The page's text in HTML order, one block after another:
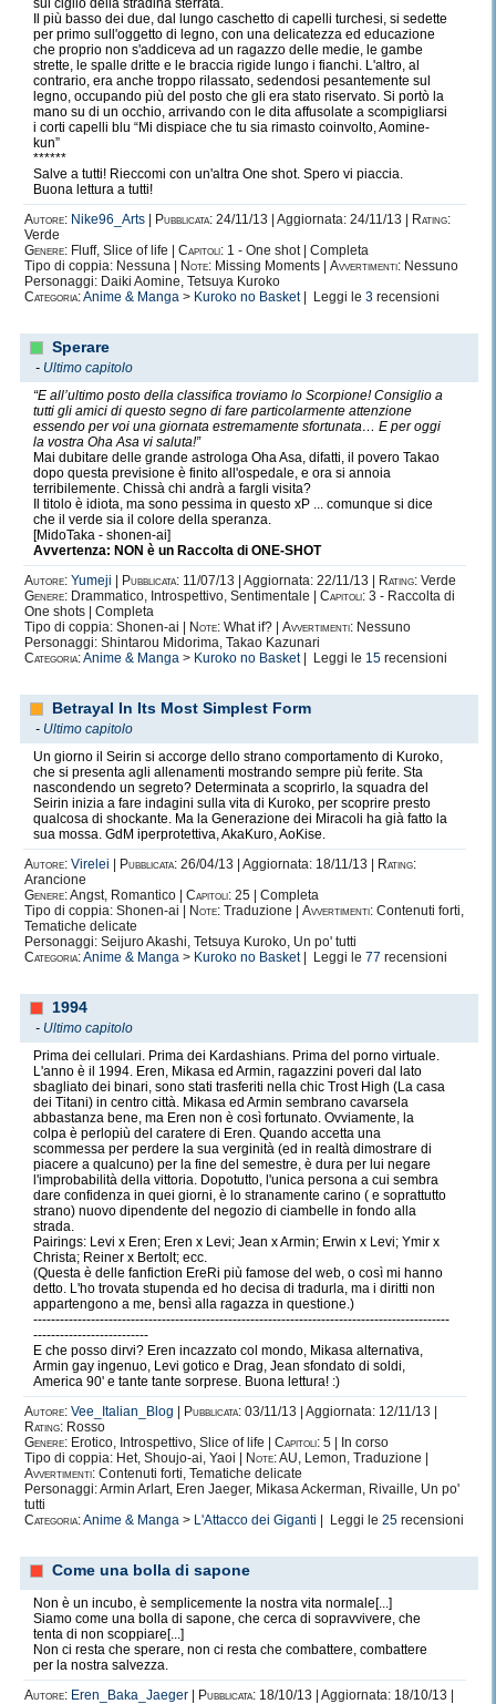
sul ciglio della stradina sterrata.
Il più basso dei due, dal lungo caschetto di capelli turchesi, si sedette
per primo sull'oggetto di legno, con una delicatezza ed educazione
che proprio non s'addiceva ad un ragazzo delle medie, le gambe
strette, le spalle dritte e le braccia rigide lungo i fianchi. L'altro, al
contrario, era anche troppo rilassato, sedendosi pesantemente sul
legno, occupando più del posto che gli era stato riservato. Si portò la
mano su di un occhio, arrivando con le dita affusolate a scompigliarsi
i corti capelli blu “Mi dispiace che tu sia rimasto coinvolto, Aomine-
kun”
******
Salve a tutti! Rieccomi con un'altra One shot. Spero vi piaccia.
Buona lettura a tutti!
Autore: Nike96_Arts Pubblicata: 24/11/13 | Aggiornata: 24/11/13 |
Rating:
Verde
Genere: Fluff, Slice of life | Capitoli: 1 - One shot | Completa
Tipo di coppia: Nessuna |
Note: Missing Moments | Avvertimenti: Nessuno
Personaggi: Daiki Aomine, Tetsuya Kuroko
Categoria:Anime & Manga > Kuroko no Basket| Leggi le 3 recensioni
Sperare
- Ultimo capitolo
“E all’ultimo posto della classifica troviamo lo Scorpione! Consiglio a
tutti gli amici di questo segno di fare particolarmente attenzione
essendo per voi una giornata estremamente sfortunata… E per oggi
la vostra Oha Asa vi saluta!”
Mai dubitare delle grande astrologa Oha Asa, difatti, il povero Takao
dopo questa previsione è finito all'ospedale, e ora si annoia
terribilemente. Chissà chi andrà a fargli visita?
Il titolo è idiota, ma sono pessima in questo xP ... comunque si dice
che il verde sia il colore della speranza.
[MidoTaka - shonen-ai]
Avvertenza: NON è un Raccolta di ONE-SHOT
Autore: Yumeji Pubblicata: 11/07/13 | Aggiornata: 22/11/13 | Rating: Verde
Genere: Drammatico, Introspettivo, Sentimentale | Capitoli: 3 - Raccolta di
One shots | Completa
Tipo di coppia: Shonen-ai |
Note: What if? | Avvertimenti: Nessuno
Personaggi: Shintarou Midorima, Takao Kazunari
Categoria:Anime & Manga > Kuroko no Basket| Leggi le 15 recensioni
Betrayal In Its Most Simplest Form
- Ultimo capitolo
Un giorno il Seirin si accorge dello strano comportamento di Kuroko,
che si presenta agli allenamenti mostrando sempre più ferite. Sta
nascondendo un segreto? Determinata a scoprirlo, la squadra del
Seirin inizia a fare indagini sulla vita di Kuroko, per scoprire presto
qualcosa di shockante. Ma la Generazione dei Miracoli ha già fatto la
sua mossa. GdM iperprotettiva, AkaKuro, AoKise.
Autore: Virelei Pubblicata: 26/04/13 | Aggiornata: 18/11/13 |
Rating:
Arancione
Genere:Angst, Romantico | Capitoli: 25 | Completa
Tipo di coppia: Shonen-ai |
Note: Traduzione | Avvertimenti: Contenuti forti,
Tematiche delicate
Personaggi: Seijuro Akashi, Tetsuya Kuroko, Un po' tutti
Categoria:Anime & Manga > Kuroko no Basket| Leggi le 77 recensioni
1994
- Ultimo capitolo
Prima dei cellulari. Prima dei Kardashians. Prima del porno virtuale.
L'anno è il 1994. Eren, Mikasa ed Armin, ragazzini poveri dal lato
sbagliato dei binari, sono stati trasferiti nella chic Trost High (La casa
dei Titani) in centro città. Mikasa ed Armin sembrano cavarsela
abbastanza bene, ma Eren non è così fortunato. Ovviamente, la
colpa è perlopiù del caratere di Eren. Quando accetta una
scommessa per perdere la sua verginità (ed in realtà dimostrare di
piacere a qualcuno) per la fine del semestre, è dura per lui negare
l'improbabilità della vittoria. Dopotutto, l'unica persona a cui sembra
dare confidenza in quei giorni, è lo stranamente carino ( e soprattutto
strano) nuovo dipendente del negozio di ciambelle in fondo alla
strada.
Pairings: Levi x Eren; Eren x Levi; Jean x Armin; Erwin x Levi; Ymir x
Christa; Reiner x Bertolt; ecc.
(Questa è delle fanfiction EreRi più famose del web, o così mi hanno
detto. L'ho trovata stupenda ed ho decisa di tradurla, ma i diritti non
appartengono a me, bensì alla ragazza in questione.)
----------------------------------------------------------------------------------------------
--------------------------
E che posso dirvi? Eren incazzato col mondo, Mikasa alternativa,
Armin gay ingenuo, Levi gotico e Drag, Jean sfondato di soldi,
America 90' e tante tante sorprese. Buona lettura! :)
Autore: Vee_Italian_Blog Pubblicata: 03/11/13 | Aggiornata: 12/11/13 |
Rating: Rosso
Genere: Erotico, Introspettivo, Slice of life | Capitoli: 5 | In corso
Tipo di coppia: Het, Shoujo-ai, Yaoi |
Note:AU, Lemon, Traduzione |
Avvertimenti: Contenuti forti, Tematiche delicate
Personaggi: Armin Arlart, Eren Jaeger, Mikasa Ackerman, Rivaille, Un po'
tutti
Categoria:Anime & Manga > L'Attacco dei Giganti | Leggi le 25 recensioni
Come una bolla di sapone
Non è un incubo, è semplicemente la nostra vita normale[...]
Siamo come una bolla di sapone, che cerca di sopravvivere, che
tenta di non scoppiare[...]
Non ci resta che sperare, non ci resta che combattere, combattere
per la nostra salvezza.
Autore: Eren_Baka_Jaeger Pubblicata: 18/10/13 | Aggiornata: 18/10/13 |